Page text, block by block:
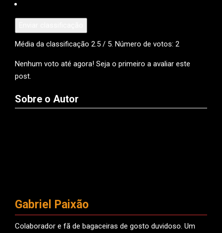
Média da classificação 2.5 / 5. Número de votos: 2
Nenhum voto até agora! Seja o primeiro a avaliar este
post.
Sobre o Autor
Gabriel Paixão
Colaborador e fã de bagaceiras de gosto duvidoso. Um